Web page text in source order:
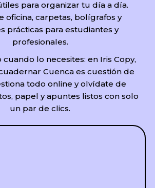
para organizar tu día a día.
oficina, carpetas, bolígrafos y
prácticas para estudiantes y
profesionales.
lo necesites: en Iris Copy,
Cuenca es cuestión de
todo online y olvídate de
papel y apuntes listos con solo
un par de clics.